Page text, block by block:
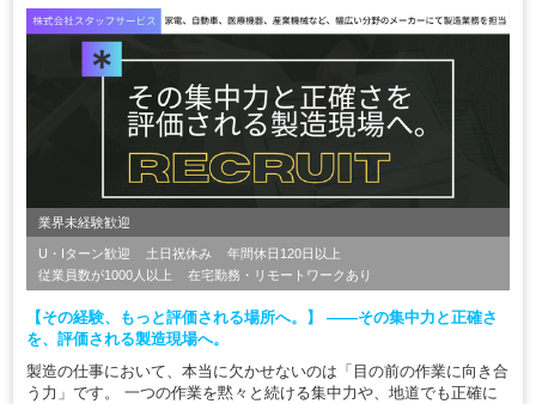
業界未経験歓迎
U・Iターン歓迎 土日祝休み
年間休日120日以上
従業員数が1000人以上
在宅勤務・リモートワークあり
【その経験、もっと評価される場所へ。】 ――その集中力と正確さ
を、評価される製造現場へ。
製造の仕事において、本当に欠かせないのは「目の前の作業に向き合
う力」です。 一つの作業を黙々と続ける集中力や、地道でも正確に